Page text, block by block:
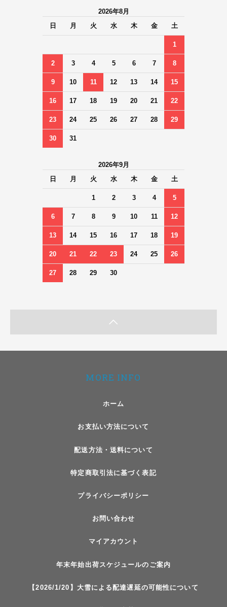
2026年8月
日
月 火 水 木 金 土
1
2 3 4 5 6 7 8
9 10 11 12 13 14 15
16 17 18 19 20 21 22
23 24 25 26 27 28 29
30 31
2026年9月
日
月 火 水 木 金 土
1 2 3 4 5
6 7 8 9 10 11 12
13 14 15 16 17 18 19
20 21 22 23 24 25 26
27 28 29 30
MORE INFO
ホーム
お支払い方法について
配送方法・送料について
特定商取引法に基づく表記
プライバシーポリシー
お問い合わせ
マイアカウント
年末年始出荷スケジュールのご案内
【2026/1/20】大雪による配達遅延の可能性について